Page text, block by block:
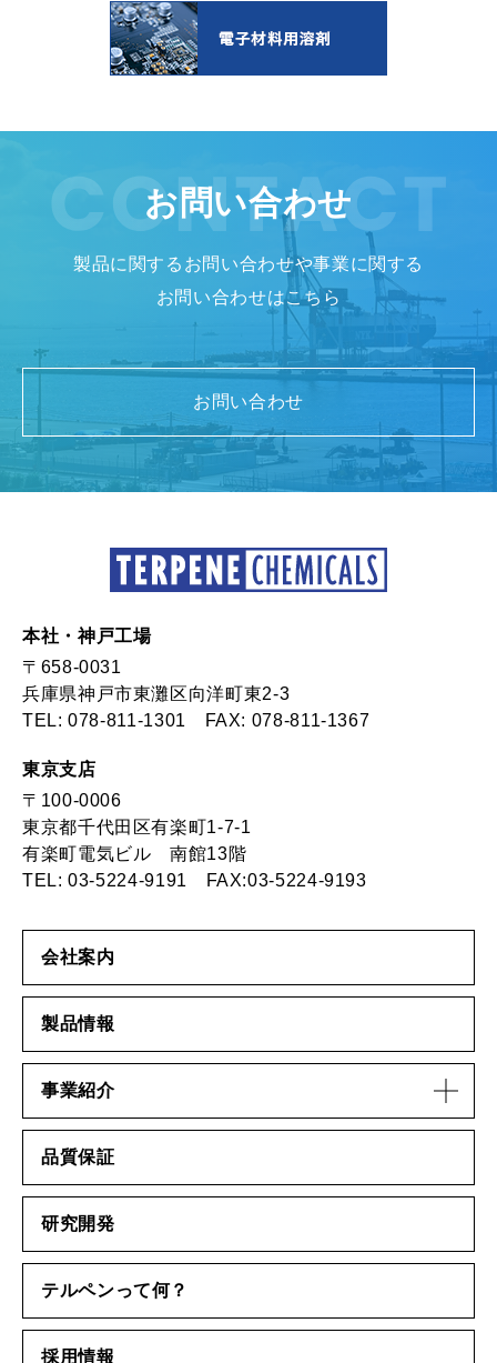
お問い合わせ
製品に関するお問い合わせや事業に関する
お問い合わせはこちら
お問い合わせ
本社・神戸工場
〒658-0031
兵庫県神戸市東灘区向洋町東2-3
TEL:078-811-1301 FAX: 078-811-1367
東京支店
〒100-0006
東京都千代田区有楽町1-7-1
有楽町電気ビル 南館13階
TEL:03-5224-9191 FAX:03-5224-9193
会社案内
製品情報
事業紹介
品質保証
研究開発
テルペンって何？
採用情報